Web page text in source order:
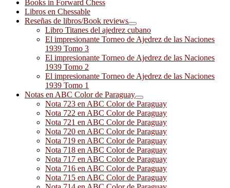
Books in Forward Chess
Libros en Chessable
Reseñas de libros/Book reviews
Libro Titanes del ajedrez cubano
El impresionante Torneo de Ajedrez de las Naciones
1939 Tomo 3
El impresionante Torneo de Ajedrez de las Naciones
1939 Tomo 2
El impresionante Torneo de Ajedrez de las Naciones
1939 Tomo 1
Notas en ABC Color de Paraguay
Nota 723 en ABC Color de Paraguay
Nota 722 en ABC Color de Paraguay
Nota 721 en ABC Color de Paraguay
Nota 720 en ABC Color de Paraguay
Nota 719 en ABC Color de Paraguay
Nota 718 en ABC Color de Paraguay
Nota 717 en ABC Color de Paraguay
Nota 716 en ABC Color de Paraguay
Nota 715 en ABC Color de Paraguay